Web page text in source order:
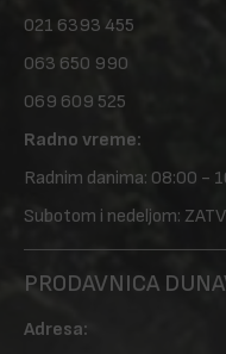
021 6393 455
063 650 990
069 609 525
Radno vreme:
Radnim danima: 08:00 -
Subotom i nedeljom:
PRODAVNICA
Adresa: